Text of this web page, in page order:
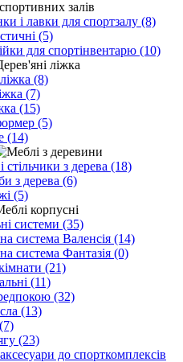
і лавки для спортзалу (8)
(5)
для спортінвентарю (10)
(8)
(7)
(15)
(5)
(14)
стільчики з дерева (18)
з дерева (6)
(5)
системи (35)
система Валенсія (14)
система Фантазія (0)
(21)
(11)
(32)
(13)
(23)
до спорткомплексів